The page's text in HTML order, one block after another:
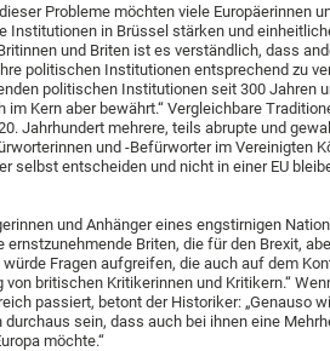
Probleme möchten viele Europäerinnen
Institutionen in Brüssel stärken und
und Briten ist es verständlich, dass
politischen Institutionen entsprechend zu
politischen Institutionen seit 300 Jahren
Kern aber bewährt.“ Vergleichbare
Jahrhundert mehrere, teils abrupte und
und -Befürworter im Vereinigten
selbst entscheiden und nicht in einer EU
und Anhänger eines engstirnigen
Briten, die für den Brexit,
Fragen aufgreifen, die auch auf dem
britischen Kritikerinnen und Kritikern.“
passiert, betont der Historiker: „Genauso
sein, dass auch bei ihnen eine
möchte.“